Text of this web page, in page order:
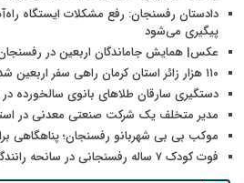
دادستان رفسنجان: رفع مشکلات ایستگاه
پیگیری می‌شود
عکس| همایش جاماندگان اربعین در
۱۱۰ هزار زائر استان کرمان راهی سفر اربعین شدند
دستگیری سارقان طلاهای بانوی سالخورده
مدیر متخلف یک شرکت صنعتی معدنی در
موکب بی بی شهربانو رفسنجان؛ پناهگاهی
فوت کودک ۷ ساله رفسنجانی در سانحه رانندگی